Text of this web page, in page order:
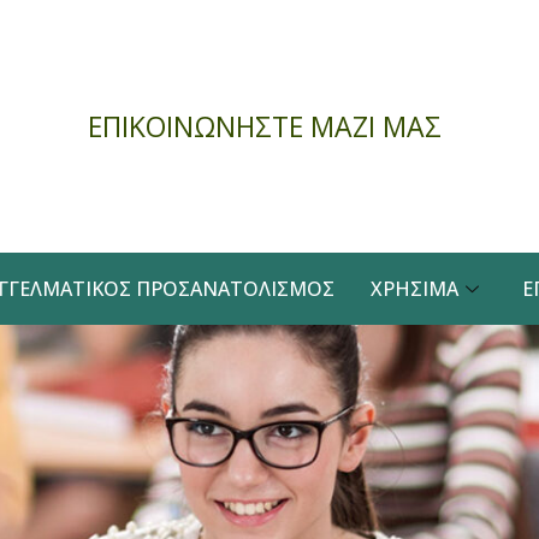
ΕΠΙΚΟΙΝΩΝΗΣΤΕ ΜΑΖΙ ΜΑΣ
ΠΡΟΣΑΝΑΤΟΛΙΣΜΌΣ ΧΡΉΣΙΜΑ